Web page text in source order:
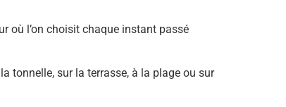
où l’on choisit chaque instant passé
tonnelle, sur la terrasse, à la plage ou sur